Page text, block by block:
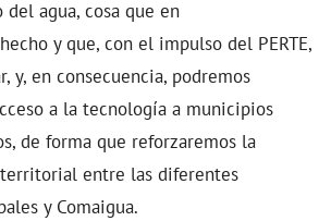
agua, cosa que en
y que, con el impulso del PERTE,
y, en consecuencia, podremos
a la tecnología a municipios
de forma que reforzaremos la
entre las diferentes
y Comaigua.